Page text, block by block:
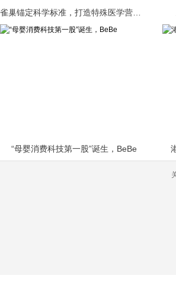
“母婴消费科技第一股”诞生，BeBe